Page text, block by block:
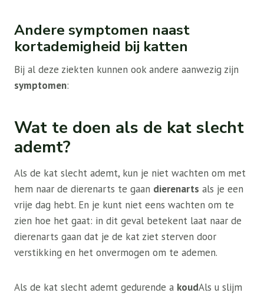
Andere symptomen naast
kortademigheid bij katten
Bij al deze ziekten kunnen ook andere aanwezig zijn
symptomen:
Wat te doen als de kat slecht
ademt?
Als de kat slecht ademt, kun je niet wachten om met
hem naar de dierenarts te gaan dierenarts als je een
vrije dag hebt. En je kunt niet eens wachten om te
zien hoe het gaat: in dit geval betekent laat naar de
dierenarts gaan dat je de kat ziet sterven door
verstikking en het onvermogen om te ademen.
Als de kat slecht ademt gedurende a koudAls u slijm